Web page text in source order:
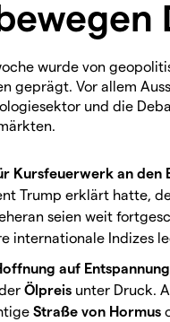
wurde von
geprägt. Vor allem
und die
Kursfeuerwerk an den
Trump erklärt hatte,
seien weit
internationale Indizes
auf
Ölpreis unter Druck.
Straße von Hormus